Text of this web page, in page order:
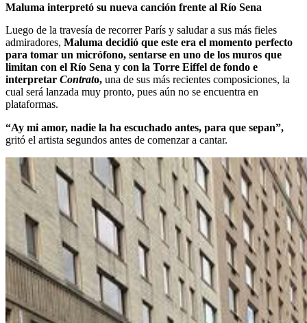
Maluma interpretó su nueva canción frente al Río Sena
Luego de la travesía de recorrer París y saludar a sus más fieles
admiradores, Maluma decidió que este era el momento perfecto
para tomar un micrófono, sentarse en uno de los muros que
limitan con el Río Sena y con la Torre Eiffel de fondo e
interpretar Contrato, una de sus más recientes composiciones, la
cual será lanzada muy pronto, pues aún no se encuentra en
plataformas.
“Ay mi amor, nadie la ha escuchado antes, para que sepan”,
gritó el artista segundos antes de comenzar a cantar.